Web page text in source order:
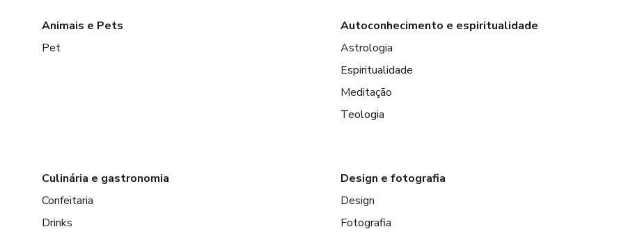
Animais e Pets
Pet
Autoconhecimento e espiritualidade
Astrologia
Espiritualidade
Meditação
Teologia
Culinária e gastronomia
Confeitaria
Drinks
Design e fotografia
Design
Fotografia